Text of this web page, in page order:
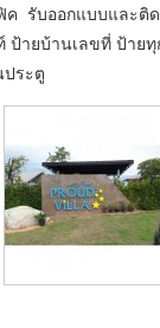
รับออกแบบและติ
ป้ายบ้านเลขที่ ป้า
ระตู